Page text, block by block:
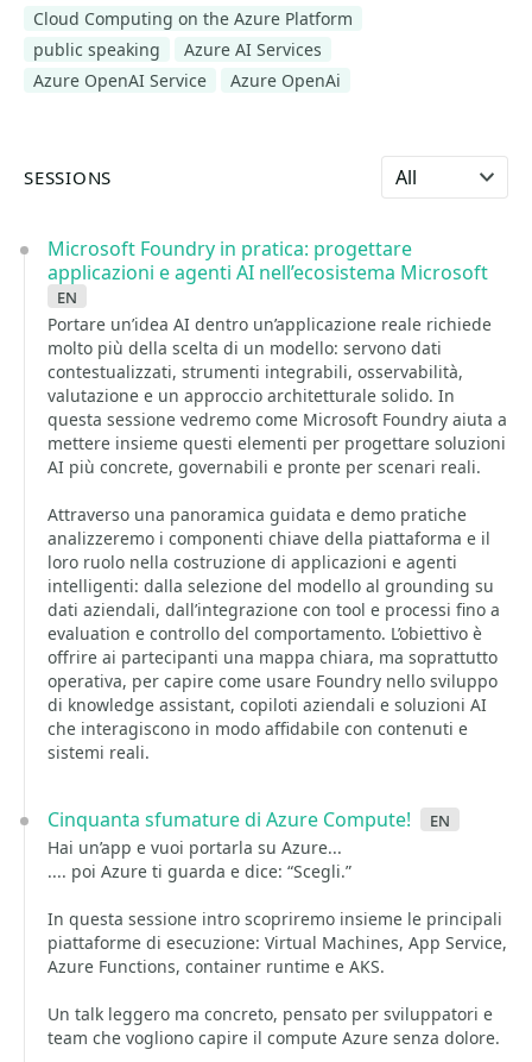
Cloud Computing on the Azure Platform
public speaking
Azure AI Services
Azure OpenAI Service
Azure OpenAi
SESSIONS Select language
Microsoft Foundry in pratica: progettare
applicazioni e agenti AI nell’ecosistema Microsoft
en
Portare un’idea AI dentro un’applicazione reale richiede
molto più della scelta di un modello: servono dati
contestualizzati, strumenti integrabili, osservabilità,
valutazione e un approccio architetturale solido. In
questa sessione vedremo come Microsoft Foundry aiuta a
mettere insieme questi elementi per progettare soluzioni
AI più concrete, governabili e pronte per scenari reali.
Attraverso una panoramica guidata e demo pratiche
analizzeremo i componenti chiave della piattaforma e il
loro ruolo nella costruzione di applicazioni e agenti
intelligenti: dalla selezione del modello al grounding su
dati aziendali, dall’integrazione con tool e processi fino a
evaluation e controllo del comportamento. L’obiettivo è
offrire ai partecipanti una mappa chiara, ma soprattutto
operativa, per capire come usare Foundry nello sviluppo
di knowledge assistant, copiloti aziendali e soluzioni AI
che interagiscono in modo affidabile con contenuti e
sistemi reali.
Cinquanta sfumature di Azure Compute! en
Hai un’app e vuoi portarla su Azure...
.... poi Azure ti guarda e dice: “Scegli.”
In questa sessione intro scopriremo insieme le principali
piattaforme di esecuzione: Virtual Machines, App Service,
Azure Functions, container runtime e AKS.
Un talk leggero ma concreto, pensato per sviluppatori e
team che vogliono capire il compute Azure senza dolore.